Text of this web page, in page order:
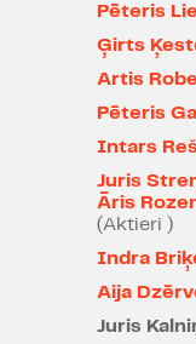
ir kurš?
Luga ir
konfliktu
plāna
un to
to aktuāli
bet arī
pati ir
- kā
Pēteris
Ģirts
Artis
Pēteris
Intars
Juris
Āris
(Aktieri )
Indra
Aija
Juris